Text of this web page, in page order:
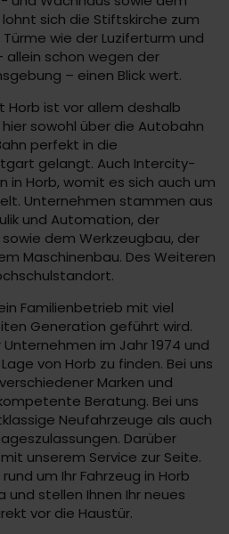
sich die Stiftskirche zum
wie der Luziferturm und
allein schon wegen der
– einen Blick wert.
ist vor allem deshalb
sowohl über die Autobahn
perfekt in die
gelangt. Auch Intercity-
in Horb, womit es sich auch um
Unternehmen stammen aus
und Automation, der
dem Werkzeugbau, der
Maschinenbau. Des Weiteren
Familienbetrieb mit viel
Generation geführt wird.
im Jahr 1974 und
von Horb zu finden. Bei uns
Marken und
Beratung. Bei uns
Neufahrzeuge als auch
Darüber
unserem Service zur Seite.
um Ihr Fahrzeug in Horb
und stellen Ihnen Ihr neues
vor die Haustür.